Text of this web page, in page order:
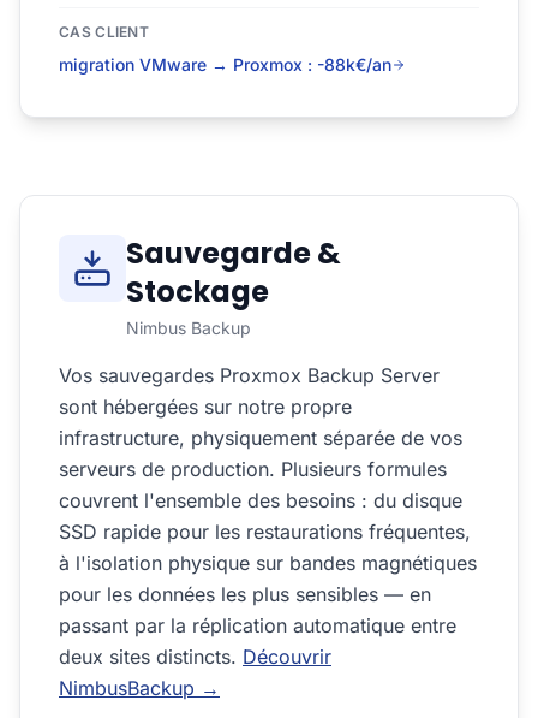
CAS CLIENT
migration VMware → Proxmox : -88k€/an
Sauvegarde &
Stockage
Nimbus Backup
Vos sauvegardes Proxmox Backup Server
sont hébergées sur notre propre
infrastructure, physiquement séparée de vos
serveurs de production. Plusieurs formules
couvrent l'ensemble des besoins : du disque
SSD rapide pour les restaurations fréquentes,
à l'isolation physique sur bandes magnétiques
pour les données les plus sensibles — en
passant par la réplication automatique entre
deux sites distincts. Découvrir
NimbusBackup →